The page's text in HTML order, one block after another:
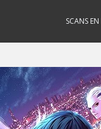
SCANS